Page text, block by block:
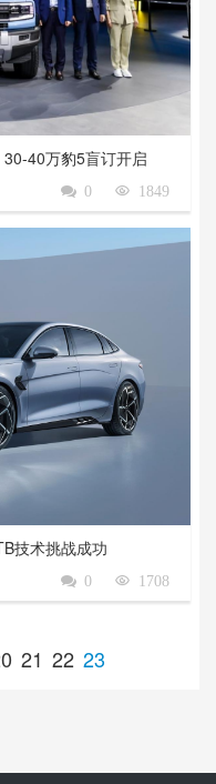
40万豹5盲订开启
1849

0

技术挑战成功
1708

0

21 22 23